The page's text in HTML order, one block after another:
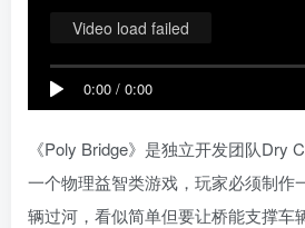
0:00 / 0:00
Video load failed
《Poly Bridge》是独立开发团队Dry
一个物理益智类游戏，玩家必须制作
辆过河，看似简单但要让桥能支撑车